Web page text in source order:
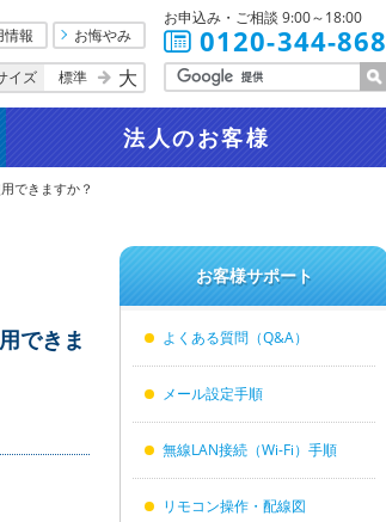
情報 お悔やみ
イズ 標準 大
お申込み・ご相談 9:00～18:00
0120-344-868
法人のお客様
できますか？
できま
お客様サポート
よくある質問（Q&A）
メール設定手順
無線LAN接続（Wi-Fi）手順
リモコン操作・配線図